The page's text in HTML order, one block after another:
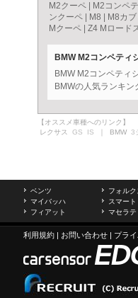
M2クーペ
M2コンペ
ンクーペ
M8 M8カ
Mクーペ
Z4 Mロード
BMW M2コンペティ
BMW M2コンペティ
BMWの人気ランキン
【オススメ車種へのリンク】
レクサス GS IS ｜ BMW 3
ベンツ フォル
マイバッハ
スマート
フィアット
マセラテ
利用規約 | お問い合わせ | プラ